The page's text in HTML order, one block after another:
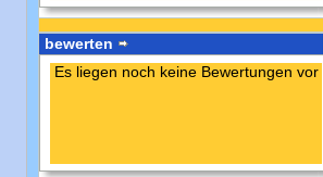
bewerten
Es liegen noch keine Bewertungen vor